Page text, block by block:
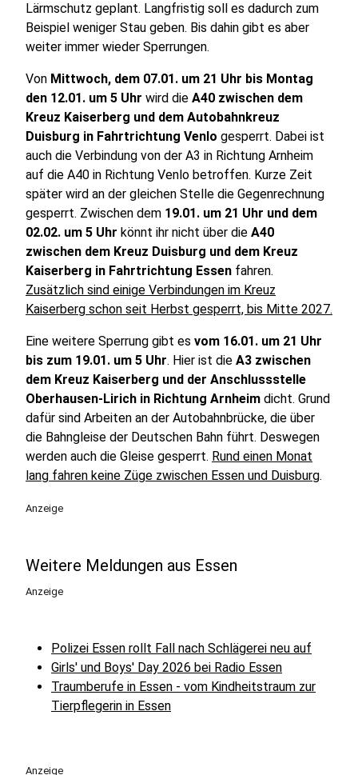
Lärmschutz geplant. Langfristig soll es dadurch zum
Beispiel weniger Stau geben. Bis dahin gibt es aber
weiter immer wieder Sperrungen.
Von Mittwoch, dem 07.01. um 21 Uhr bis Montag
den 12.01. um 5 Uhr wird die A40 zwischen dem
Kreuz Kaiserberg und dem Autobahnkreuz
Duisburg in Fahrtrichtung Venlo gesperrt. Dabei ist
auch die Verbindung von der A3 in Richtung Arnheim
auf die A40 in Richtung Venlo betroffen. Kurze Zeit
später wird an der gleichen Stelle die Gegenrechnung
gesperrt. Zwischen dem 19.01. um 21 Uhr und dem
02.02. um 5 Uhr könnt ihr nicht über die A40
zwischen dem Kreuz Duisburg und dem Kreuz
Kaiserberg in Fahrtrichtung Essen fahren.
Zusätzlich sind einige Verbindungen im Kreuz
Kaiserberg schon seit Herbst gesperrt, bis Mitte 2027.
Eine weitere Sperrung gibt es vom 16.01. um 21 Uhr
bis zum 19.01. um 5 Uhr. Hier ist die A3 zwischen
dem Kreuz Kaiserberg und der Anschlussstelle
Oberhausen-Lirich in Richtung Arnheim dicht. Grund
dafür sind Arbeiten an der Autobahnbrücke, die über
die Bahngleise der Deutschen Bahn führt. Deswegen
werden auch die Gleise gesperrt. Rund einen Monat
lang fahren keine Züge zwischen Essen und Duisburg.
Anzeige
Weitere Meldungen aus Essen
Anzeige
Polizei Essen rollt Fall nach Schlägerei neu auf
Girls' und Boys' Day 2026 bei Radio Essen
Traumberufe in Essen - vom Kindheitstraum zur
Tierpflegerin in Essen
Anzeige